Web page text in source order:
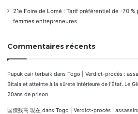
21e Foire de Lomé : Tarif préférentiel de -70
femmes entrepreneures
Commentaires récents
Pupuk cair terbaik dans Togo | Verdict-procès :
Bitala et atteinte à la sûreté intérieure de l’État. Le
20ans de prison
国債残高 現在 dans Togo | Verdict-procès :